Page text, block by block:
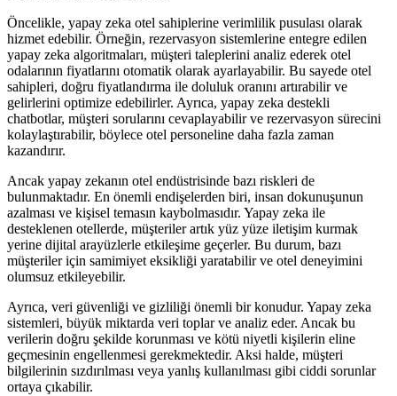
Öncelikle, yapay zeka otel sahiplerine verimlilik pusulası olarak
hizmet edebilir. Örneğin, rezervasyon sistemlerine entegre edilen
yapay zeka algoritmaları, müşteri taleplerini analiz ederek otel
odalarının fiyatlarını otomatik olarak ayarlayabilir. Bu sayede otel
sahipleri, doğru fiyatlandırma ile doluluk oranını artırabilir ve
gelirlerini optimize edebilirler. Ayrıca, yapay zeka destekli
chatbotlar, müşteri sorularını cevaplayabilir ve rezervasyon sürecini
kolaylaştırabilir, böylece otel personeline daha fazla zaman
kazandırır.
Ancak yapay zekanın otel endüstrisinde bazı riskleri de
bulunmaktadır. En önemli endişelerden biri, insan dokunuşunun
azalması ve kişisel temasın kaybolmasıdır. Yapay zeka ile
desteklenen otellerde, müşteriler artık yüz yüze iletişim kurmak
yerine dijital arayüzlerle etkileşime geçerler. Bu durum, bazı
müşteriler için samimiyet eksikliği yaratabilir ve otel deneyimini
olumsuz etkileyebilir.
Ayrıca, veri güvenliği ve gizliliği önemli bir konudur. Yapay zeka
sistemleri, büyük miktarda veri toplar ve analiz eder. Ancak bu
verilerin doğru şekilde korunması ve kötü niyetli kişilerin eline
geçmesinin engellenmesi gerekmektedir. Aksi halde, müşteri
bilgilerinin sızdırılması veya yanlış kullanılması gibi ciddi sorunlar
ortaya çıkabilir.